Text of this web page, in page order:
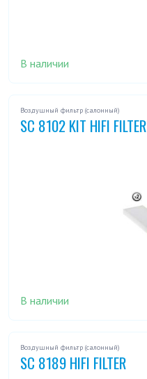
В наличии
Воздушный фильтр (салонный)
SC 8102 KIT HIFI FILTER
В наличии
Воздушный фильтр (салонный)
SC 8189 HIFI FILTER